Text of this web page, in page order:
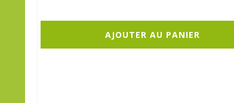
AJOUTER AU PANIER